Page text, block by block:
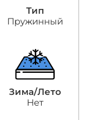
Тип
Пружинный
Зима/Лето
Нет